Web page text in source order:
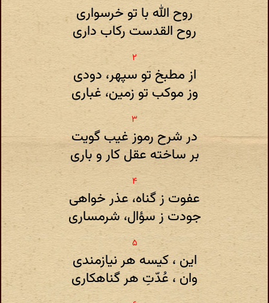
روح الله با تو خرسواری
روح القدست رکاب داری
از مطبخ تو سپهر، دودی
وز موکب تو زمین، غباری
در شرح رموز غیب گویت
بر ساخته عقل کار و باری
عفوت ز گناه، عذر خواهی
جودت ز سؤال، شرمساری
این ، کیسه هر نیازمندی
وان ، عُدّتِ هر گناهکاری